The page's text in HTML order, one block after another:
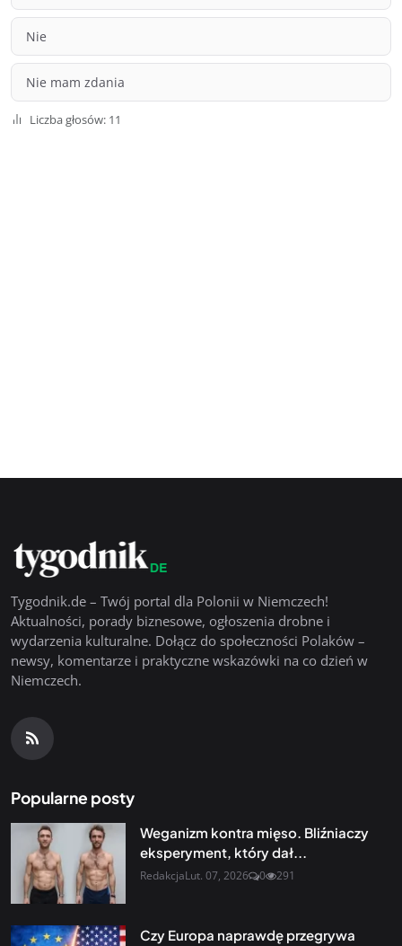
Nie
Nie mam zdania
Liczba głosów: 11
Tygodnik.de – Twój portal dla Polonii w Niemczech!
Aktualności, porady biznesowe, ogłoszenia drobne i
wydarzenia kulturalne. Dołącz do społeczności Polaków –
newsy, komentarze i praktyczne wskazówki na co dzień w
Niemczech.
Popularne posty
Weganizm kontra mięso. Bliźniaczy
eksperyment, który dał...
RedakcjaLut. 07, 2026 0 291
Czy Europa naprawdę przegrywa